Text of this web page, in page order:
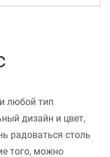
любой тип
дизайн и цвет,
радоваться столь
того, можно